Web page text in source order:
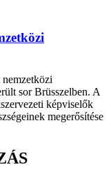
nemzetközi
sor Brüsszelben. A
képviselők
megerősítése